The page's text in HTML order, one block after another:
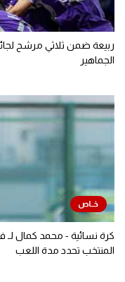
ربيعة ضمن ثلاثي مرشح
الجماهير
كرة نسائية - محمد كمال لـ
المنتخب تحدد مدة اللعب